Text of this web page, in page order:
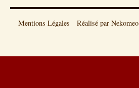
Mentions Légales Réalisé par Nekomeo